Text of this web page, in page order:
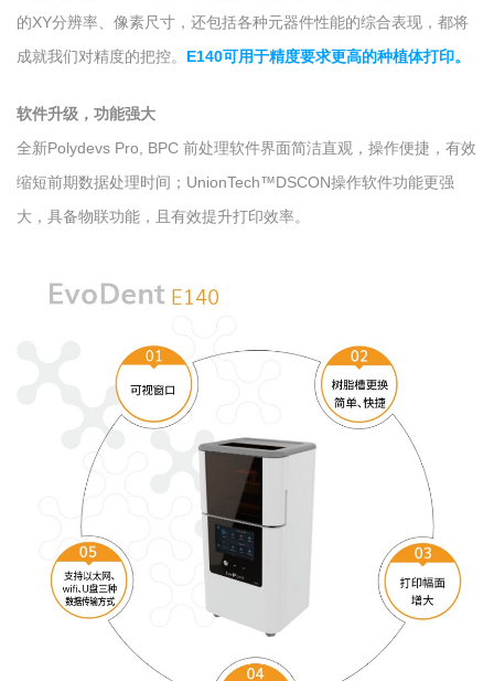
的XY分辨率、像素尺寸，还包括各种元器件性能的综合表现，都将
成就我们对精度的把控。 E140可用于精度要求更高的种植体打印。
软件升级，功能强大
全新Polydevs Pro, BPC 前处理软件界面简洁直观，操作便捷，有效
缩短前期数据处理时间；UnionTech™DSCON操作软件功能更强
大，具备物联功能，且有效提升打印效率。